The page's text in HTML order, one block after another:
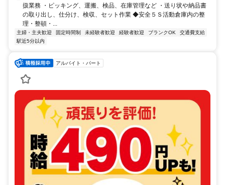
扱業務 ・ピッキング、運搬、検品、在庫管理など ・送り状や納品書
の取り出し、仕分け、検収、セット作業 ◆安全５Ｓ活動倉庫内の整
理・整頓・...
主婦・主夫歓迎 固定時間制 未経験者歓迎 経験者歓迎 ブランクOK
交通費支給
駅近5分以内
アルバイト・パート